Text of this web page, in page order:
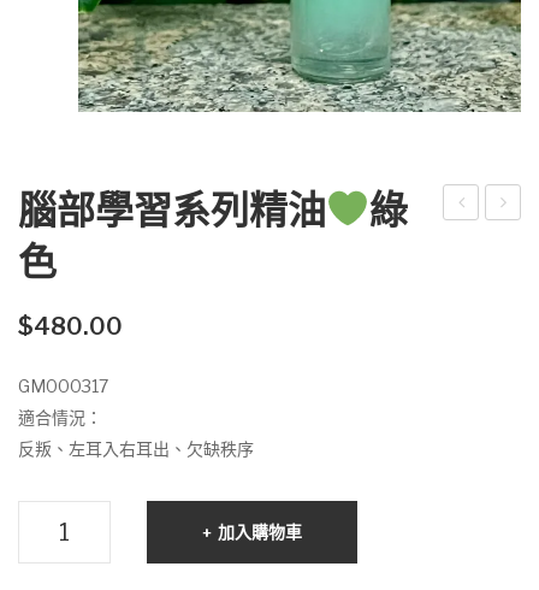
腦部學習系列精油
綠
色
$480.00
GM000317
適合情況：
反叛、左耳入右耳出、欠缺秩序
加入購物車